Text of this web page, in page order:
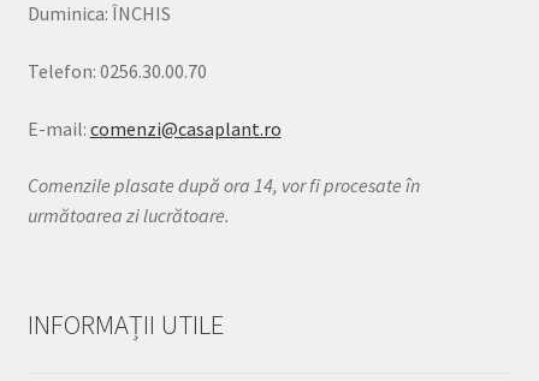
Duminica: ÎNCHIS
Telefon: 0256.30.00.70
E-mail: comenzi@casaplant.ro
Comenzile plasate după ora 14, vor fi procesate în
următoarea zi lucrătoare.
INFORMAȚII UTILE